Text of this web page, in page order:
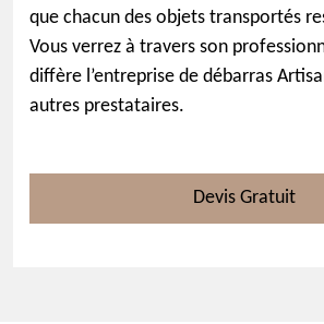
que chacun des objets transportés
Vous verrez à travers son
diffère l’entreprise de débarras
autres prestataires.
Devis Gratuit